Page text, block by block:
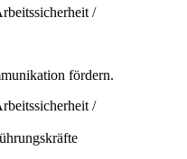
fördern.